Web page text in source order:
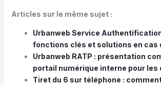
Articles sur le même sujet :
Urbanweb Service Authentification
fonctions clés et solutions en cas
Urbanweb RATP : présentation
portail numérique interne pour les
Tiret du 6 sur téléphone :